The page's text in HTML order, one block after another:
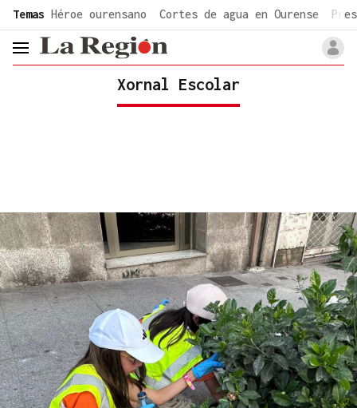
common.go-to-content
Temas Héroe ourensano Cortes de agua en Ourense
header.menu.open
Xornal Escolar